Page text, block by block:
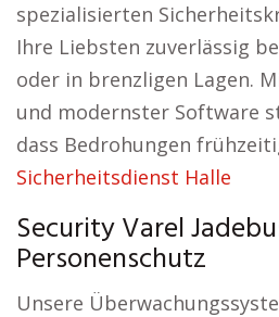
spezialisierten
Ihre Liebsten zuverlässig
oder in brenzligen Lagen.
und modernster Software
dass Bedrohungen
Sicherheitsdienst Halle
Security Varel
Personenschutz
Unsere